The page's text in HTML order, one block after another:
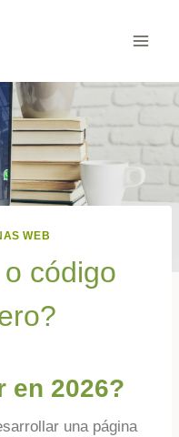
WEB
código
en 2026?
una página